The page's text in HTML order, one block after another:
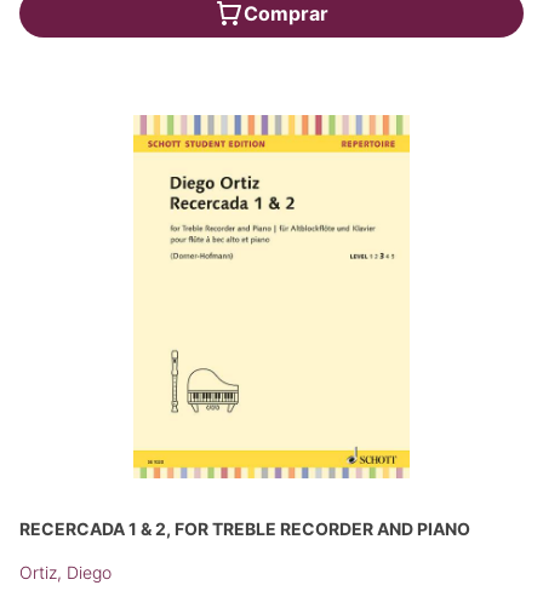
Comprar
RECERCADA 1 & 2, FOR TREBLE RECORDER AND PIANO
Ortiz, Diego